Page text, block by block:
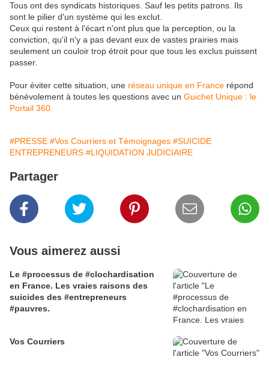
Tous ont des syndicats historiques. Sauf les petits patrons. Ils
sont le pilier d'un système qui les exclut.
Ceux qui restent à l'écart n'ont plus que la perception, ou la
conviction, qu'il n'y a pas devant eux de vastes prairies mais
seulement un couloir trop étroit pour que tous les exclus puissent
passer.
Pour éviter cette situation, une réseau unique en France répond
bénévolement à toutes les questions avec un Guichet Unique : le
Portail 360.
#PRESSE #Vos Courriers et Témoignages #SUICIDE
ENTREPRENEURS #LIQUIDATION JUDICIAIRE
Partager
Vous aimerez aussi
Le #processus de #clochardisation
en France. Les vraies raisons des
suicides des #entrepreneurs
#pauvres.
Vos Courriers